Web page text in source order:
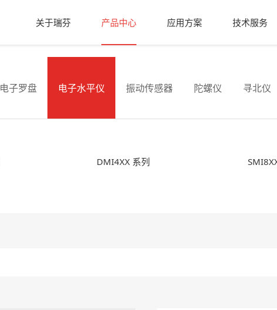
关于瑞芬 产品中心 应用方案 技术服务
电子罗盘 电子水平仪 振动传感器 陀螺仪 寻北仪
DMI4XX 系列